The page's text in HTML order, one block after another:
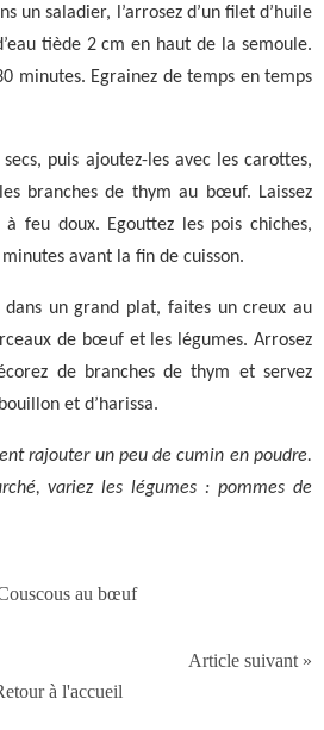
un saladier, l’arrosez d’un filet d’huile
tiède 2 cm en haut de la semoule.
minutes. Egrainez de temps en temps
puis ajoutez-les avec les carottes,
branches de thym au bœuf. Laissez
feu doux. Egouttez les pois chiches,
avant la fin de cuisson.
dans un grand plat, faites un creux au
de bœuf et les légumes. Arrosez
de branches de thym et servez
et d’harissa.
rajouter un peu de cumin en poudre.
variez les légumes : pommes de
Article suivant »
à l'accueil